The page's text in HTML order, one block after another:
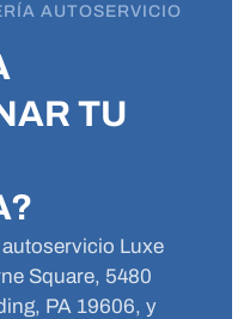
AUTOSERVICIO
TU
Luxe
Square, 5480
PA 19606, y